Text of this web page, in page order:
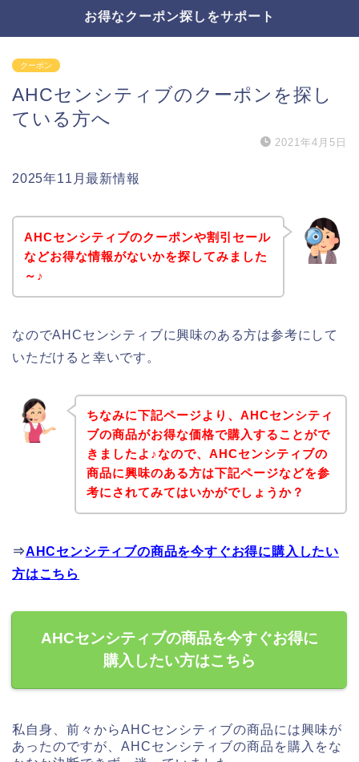
お得なクーポン探しをサポート
クーポン
AHCセンシティブのクーポンを探し
ている方へ
2021年4月5日
2025年11月最新情報
AHCセンシティブのクーポンや割引セール
などお得な情報がないかを探してみました
～♪
なのでAHCセンシティブに興味のある方は参考にして
いただけると幸いです。
ちなみに下記ページより、AHCセンシティ
ブの商品がお得な価格で購入することがで
きましたよ♪なので、AHCセンシティブの
商品に興味のある方は下記ページなどを参
考にされてみてはいかがでしょうか？
⇒AHCセンシティブの商品を今すぐお得に購入したい
方はこちら
AHCセンシティブの商品を今すぐお得に
購入したい方はこちら
私自身、前々からAHCセンシティブの商品には興味が
あったのですが、AHCセンシティブの商品を購入をな